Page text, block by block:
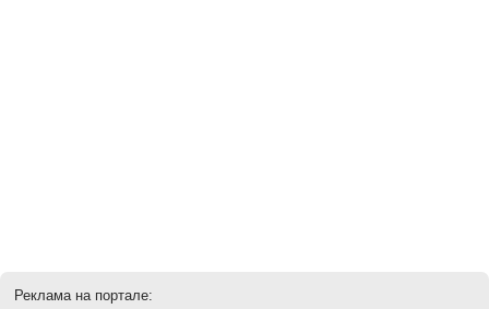
Реклама на портале: